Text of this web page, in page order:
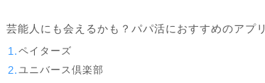
芸能人にも会えるかも？パパ活におすすめのアプリ
ペイターズ
ユニバース倶楽部